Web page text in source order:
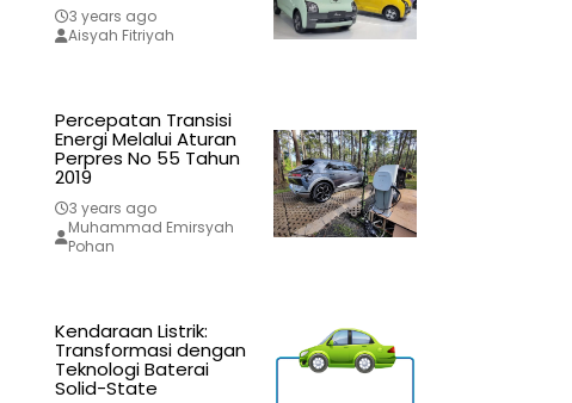
3 years ago
Aisyah Fitriyah
Percepatan Transisi
Energi Melalui Aturan
Perpres No 55 Tahun
2019
3 years ago
Muhammad Emirsyah
Pohan
Kendaraan Listrik:
Transformasi dengan
Teknologi Baterai
Solid-State